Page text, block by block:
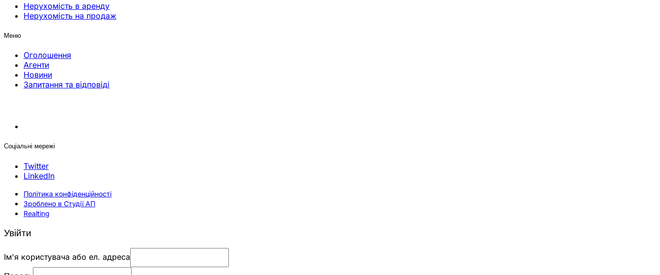
Нерухомість в аренду
Нерухомість на продаж
Меню
Оголошення
Агенти
Новини
Запитання та відповіді
Соціальні мережі
Twitter
LinkedIn
Політика конфіденційності
Зроблено в Студії АП
Realting
Увійти
Ім'я користувача або ел. адреса